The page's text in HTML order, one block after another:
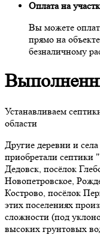
Оплата на
Вы можете
прямо на
безналичному
Устанавливаем
области
Другие деревни и
приобретали септики
Дедовск, посёлок
Новопетровское,
Кострово, посёлок
этих поселениях
сложности (под
высоких грунтовых